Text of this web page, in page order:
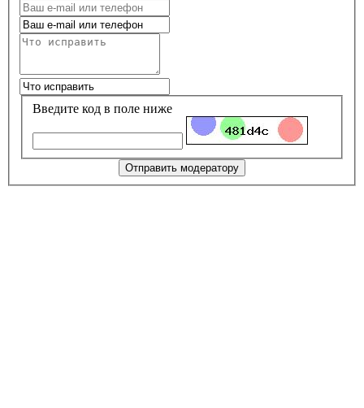
Введите код в поле ниже
Отправить модератору